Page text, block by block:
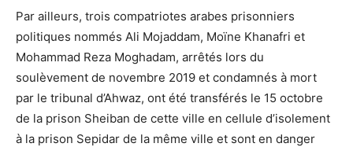
Par ailleurs, trois compatriotes arabes prisonniers
politiques nommés Ali Mojaddam, Moïne Khanafri et
Mohammad Reza Moghadam, arrêtés lors du
soulèvement de novembre 2019 et condamnés à mort
par le tribunal d’Ahwaz, ont été transférés le 15 octobre
de la prison Sheiban de cette ville en cellule d’isolement
à la prison Sepidar de la même ville et sont en danger